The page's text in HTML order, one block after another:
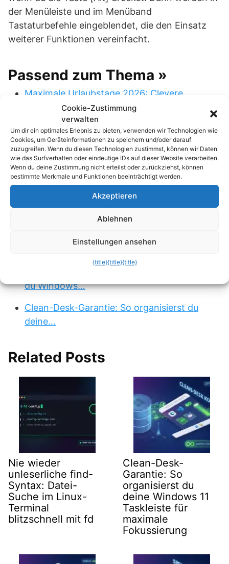
der Menüleiste und im Menüband
Tastaturbefehle eingeblendet, die den Einsatz
weiterer Funktionen vereinfacht.
Passend zum Thema »
Maximale Urlaubstage 2026: Clevere
Nutzung der…
echo rm -rf: Der 4-Buchstaben-Trick, der
dein…
Linux: Warum du top vergessen und sofort
htop oder…
Zwischenablage auf Steroiden: Wie du
Linux Pro-Tipp: Die magische
Rückwärtssuche in der…
du Windows…
Clean-Desk-Garantie: So organisierst du
deine…
Related Posts
Nie wieder
unleserliche find-
Syntax: Datei-
Suche im Linux-
Terminal
blitzschnell mit fd
Clean-Desk-
Garantie: So
organisierst du
deine Windows 11
Taskleiste für
maximale
Fokussierung
Cookie-Zustimmung
verwalten
Um dir ein optimales Erlebnis zu bieten, verwenden wir Technologien wie
Cookies, um Geräteinformationen zu speichern und/oder darauf
zuzugreifen. Wenn du diesen Technologien zustimmst, können wir Daten
wie das Surfverhalten oder eindeutige IDs auf dieser Website verarbeiten.
Wenn du deine Zustimmung nicht erteilst oder zurückziehst, können
bestimmte Merkmale und Funktionen beeinträchtigt werden.
Akzeptieren
Ablehnen
Einstellungen ansehen
{title}{title}{title}